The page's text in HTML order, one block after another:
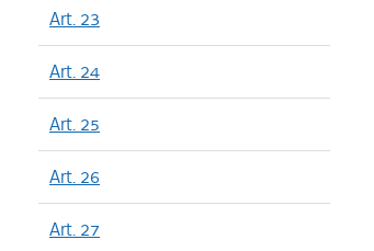
Art. 23
Art. 24
Art. 25
Art. 26
Art. 27